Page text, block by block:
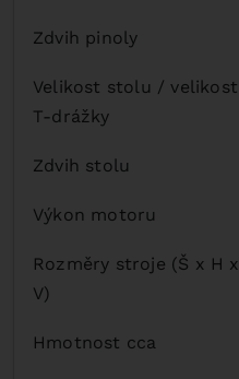
Zdvih pinoly
Velikost stolu / velikost
T-drážky
Zdvih stolu
Výkon motoru
Rozměry stroje (Š x H x
V)
Hmotnost cca